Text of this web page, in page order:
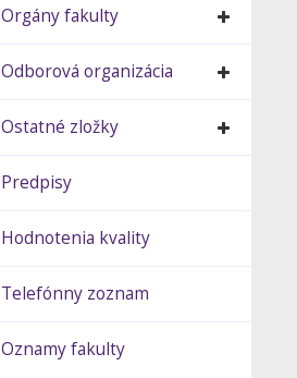
Orgány fakulty
Odborová organizácia
Ostatné zložky
Predpisy
Hodnotenia kvality
Telefónny zoznam
Oznamy fakulty